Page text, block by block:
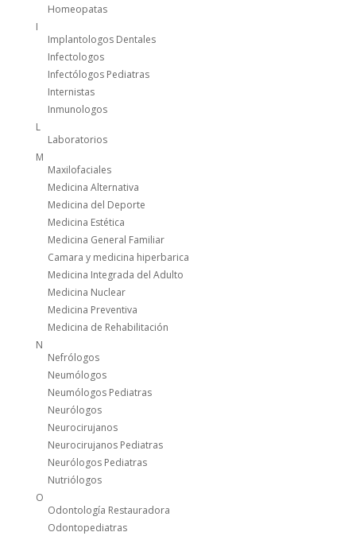
Homeopatas
I
Implantologos Dentales
Infectologos
Infectólogos Pediatras
Internistas
Inmunologos
L
Laboratorios
M
Maxilofaciales
Medicina Alternativa
Medicina del Deporte
Medicina Estética
Medicina General Familiar
Camara y medicina hiperbarica
Medicina Integrada del Adulto
Medicina Nuclear
Medicina Preventiva
Medicina de Rehabilitación
N
Nefrólogos
Neumólogos
Neumólogos Pediatras
Neurólogos
Neurocirujanos
Neurocirujanos Pediatras
Neurólogos Pediatras
Nutriólogos
O
Odontología Restauradora
Odontopediatras